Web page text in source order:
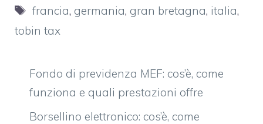
Tag
francia, germania, gran bretagna, italia,
tobin tax
Fondo di previdenza MEF: cos’è, come
funziona e quali prestazioni offre
Borsellino elettronico: cos’è, come